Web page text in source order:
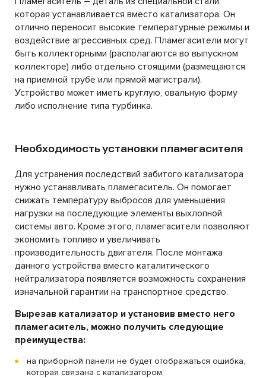
которая устанавливается вместо катализатора. Он
отлично переносит высокие температурные режимы и
воздействие агрессивных сред. Пламегасители могут
быть коллекторными (располагаются во выпускном
коллекторе) либо отдельно стоящими (размещаются
на приемной трубе или прямой магистрали).
Устройство может иметь круглую, овальную форму
либо исполнение типа турбинка.
Необходимость установки пламегасителя
Для устранения последствий забитого катализатора
нужно устанавливать пламегаситель. Он помогает
снижать температуру выбросов для уменьшения
нагрузки на последующие элементы выхлопной
системы авто. Кроме этого, пламегасители позволяют
экономить топливо и увеличивать
производительность двигателя. После монтажа
данного устройства вместо каталитического
нейтрализатора появляется возможность сохранения
изначальной гарантии на транспортное средство.
Вырезав катализатор и установив вместо него
пламегаситель, можно получить следующие
преимущества:
на приборной панели не будет отображаться ошибка,
которая связана с катализатором;